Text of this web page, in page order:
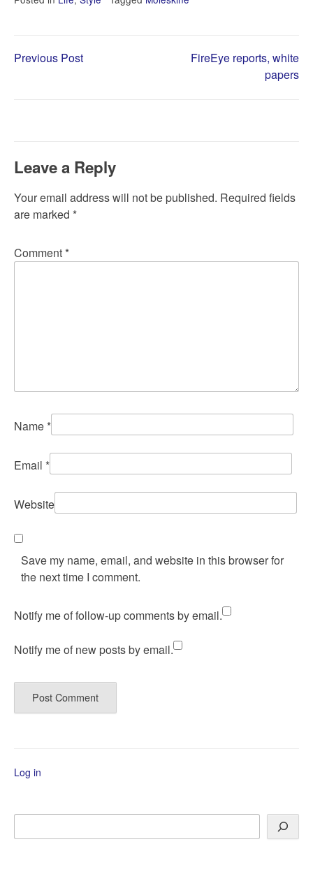
Post
Previous Post
FireEye reports, white
papers
Leave a Reply
Your email address will not be published. Required fields
are marked *
Comment *
Name *
Email *
Website
Save my name, email, and website in this browser for
the next time I comment.
Notify me of follow-up comments by email.
Notify me of new posts by email.
Log in
Search